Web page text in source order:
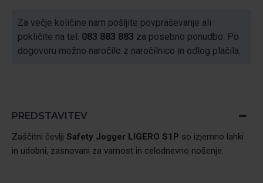
Za večje količine nam pošljite povpraševanje ali
pokličite na tel. 083 883 883 za posebno ponudbo. Po
dogovoru možno naročilo z naročilnico in odlog plačila.
PREDSTAVITEV
Zaščitni čevlji Safety Jogger LIGERO S1P so izjemno lahki
in udobni, zasnovani za varnost in celodnevno nošenje.